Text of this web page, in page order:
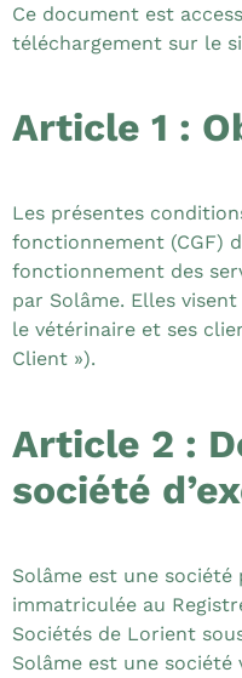
Ce document est
téléchargement sur le
Article 1 :
Les présentes
fonctionnement (CGF)
fonctionnement des
par Solâme. Elles
le vétérinaire et ses
Client »).
Article 2 :
société
Solâme est une
immatriculée au
Sociétés de Lorient
Solâme est une